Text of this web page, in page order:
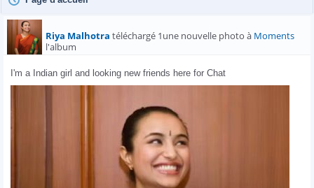
Riya Malhotra téléchargé 1une nouvelle photo à Moments
l'album
I'm a Indian girl and looking new friends here for Chat